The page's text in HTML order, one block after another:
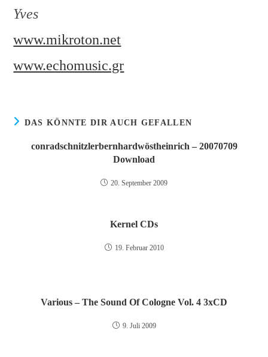
Yves
www.mikroton.net
www.echomusic.gr
DAS KÖNNTE DIR AUCH GEFALLEN
conradschnitzlerbernhardwöstheinrich – 20070709
Download
20. September 2009
Kernel CDs
19. Februar 2010
Various – The Sound Of Cologne Vol. 4 3xCD
9. Juli 2009